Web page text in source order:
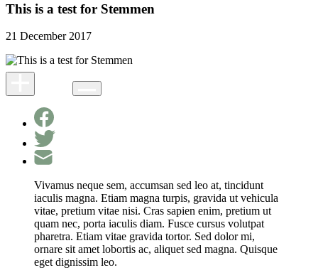
This is a test for Stemmen
21 December 2017
Vivamus neque sem, accumsan sed leo at, tincidunt
iaculis magna. Etiam magna turpis, gravida ut vehicula
vitae, pretium vitae nisi. Cras sapien enim, pretium ut
quam nec, porta iaculis diam. Fusce cursus volutpat
pharetra. Etiam vitae gravida tortor. Sed dolor mi,
ornare sit amet lobortis ac, aliquet sed magna. Quisque
eget dignissim leo.